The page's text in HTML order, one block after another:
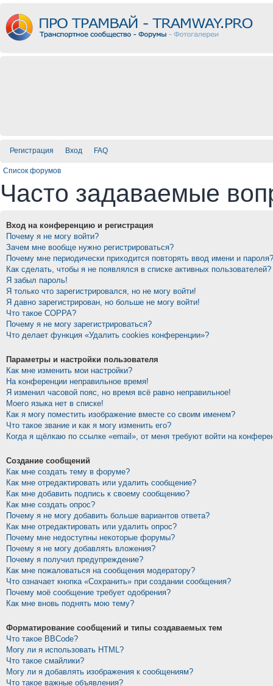
Регистрация Вход FAQ
Список форумов
Часто задаваемые
Вход на конференцию и регистрация
Почему я не могу войти?
Зачем мне вообще нужно регистрироваться?
Почему мне периодически приходится повторять ввод имени и пароля?
Как сделать, чтобы я не появлялся в списке активных пользователей?
Я забыл пароль!
Я только что зарегистрировался, но не могу войти!
Я давно зарегистрирован, но больше не могу войти!
Что такое COPPA?
Почему я не могу зарегистрироваться?
Что делает функция «Удалить cookies конференции»?
Параметры и настройки пользователя
Как мне изменить мои настройки?
На конференции неправильное время!
Я изменил часовой пояс, но время всё равно неправильное!
Моего языка нет в списке!
Как я могу поместить изображение вместе со своим именем?
Что такое звание и как я могу изменить его?
Когда я щёлкаю по ссылке «email», от меня требуют войти на
Создание сообщений
Как мне создать тему в форуме?
Как мне отредактировать или удалить сообщение?
Как мне добавить подпись к своему сообщению?
Как мне создать опрос?
Почему я не могу добавить больше вариантов ответа?
Как мне отредактировать или удалить опрос?
Почему мне недоступны некоторые форумы?
Почему я не могу добавлять вложения?
Почему я получил предупреждение?
Как мне пожаловаться на сообщения модератору?
Что означает кнопка «Сохранить» при создании сообщения?
Почему моё сообщение требует одобрения?
Как мне вновь поднять мою тему?
Форматирование сообщений и типы создаваемых тем
Что такое BBCode?
Могу ли я использовать HTML?
Что такое смайлики?
Могу ли я добавлять изображения к сообщениям?
Что такое важные объявления?